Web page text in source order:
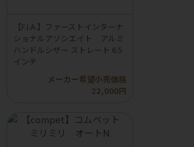
【F.I.A.】ファーストインターナ
ショナルアソシエイト アルミ
ハンドルシザー ストレート 6.5
インチ
メーカー希望小売価格
22,000円